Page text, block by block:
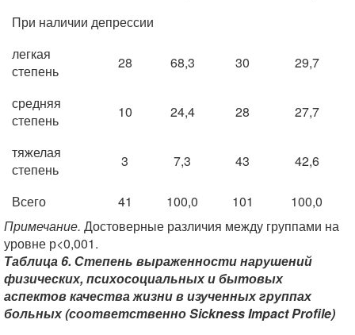
При наличии депрессии
легкая
степень
28 68,3 30 29,7
средняя
степень
10 24,4 28 27,7
тяжелая
степень
3 7,3 43 42,6
Всего 41 100,0 101
100,0
Примечание. Достоверные различия между группами на
уровне р<0,001.
Таблица 6. Степень выраженности нарушений
физических, психосоциальных и бытовых
аспектов качества жизни в изученных группах
больных (соответственно Sickness Impact Profile)